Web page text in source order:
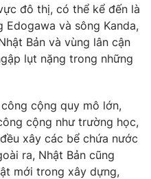
đô thị, có thể kể đến là
và sông Kanda,
Bản và vùng lân cận
lụt nặng trong những
cộng quy mô lớn,
cộng như trường học,
xây các bể chứa nước
ra, Nhật Bản cũng
mới trong xây dựng,